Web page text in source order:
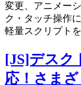
変更、アニメー
ク・タッチ操作
軽量スクリプト
[JS]デスク
応！さま